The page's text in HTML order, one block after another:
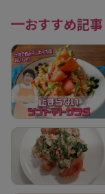
おすすめ記事